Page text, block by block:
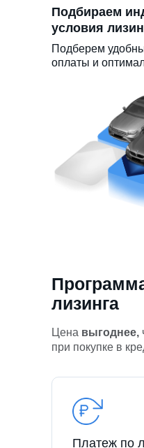
Подбираем
условия
Подберем
оплаты и
лизинга
Цена выгоднее,
при покупке в
Платеж по